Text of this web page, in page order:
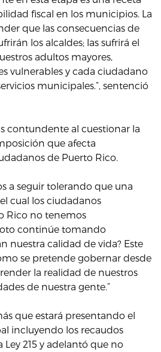
fiscal en los municipios. La
que las consecuencias de
los alcaldes; las sufrirá el
adultos mayores,
vulnerables y cada ciudadano
municipales.”, sentenció
contundente al cuestionar la
que afecta
de Puerto Rico.
a seguir tolerando que una
cual los ciudadanos
Rico no tenemos
continúe tomando
nuestra calidad de vida? Este
se pretende gobernar desde
la realidad de nuestros
de nuestra gente.”
que estará presentando el
incluyendo los recaudos
215 y adelantó que no